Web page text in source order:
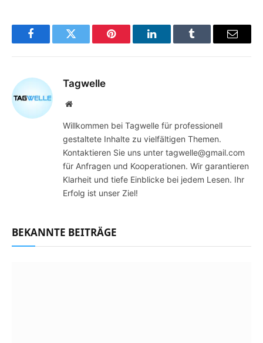
FacebookTwitter Pinterest LinkedInTumblr Email
Tagwelle
Website
Willkommen bei Tagwelle für professionell
gestaltete Inhalte zu vielfältigen Themen.
Kontaktieren Sie uns unter tagwelle@gmail.com
für Anfragen und Kooperationen. Wir garantieren
Klarheit und tiefe Einblicke bei jedem Lesen. Ihr
Erfolg ist unser Ziel!
BEKANNTE BEITRÄGE